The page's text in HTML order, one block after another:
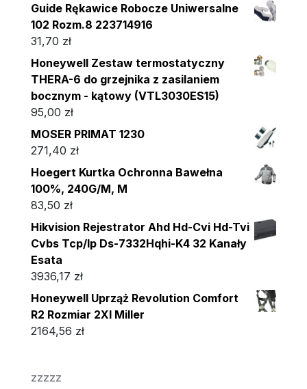
Guide Rękawice Robocze Uniwersalne
102 Rozm.8 223714916
31,70 zł
Honeywell Zestaw termostatyczny
THERA-6 do grzejnika z zasilaniem
bocznym - kątowy (VTL3030ES15)
95,00 zł
MOSER PRIMAT 1230
271,40 zł
Hoegert Kurtka Ochronna Bawełna
100%, 240G/M, M
83,50 zł
Hikvision Rejestrator Ahd Hd-Cvi Hd-Tvi
Cvbs Tcp/Ip Ds-7332Hqhi-K4 32 Kanały
Esata
3936,17 zł
Honeywell Uprząż Revolution Comfort
R2 Rozmiar 2Xl Miller
2164,56 zł
zzzzz